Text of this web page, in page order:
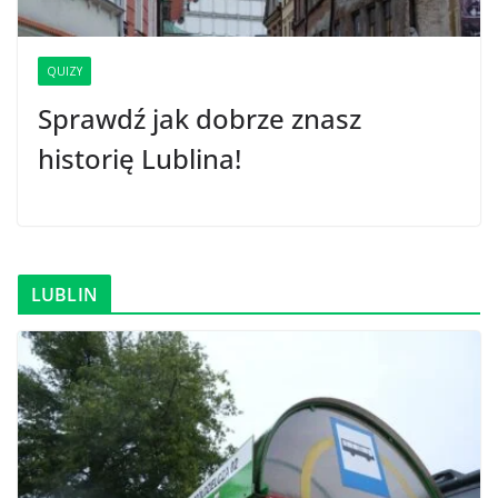
QUIZY
Sprawdź jak dobrze znasz
historię Lublina!
LUBLIN